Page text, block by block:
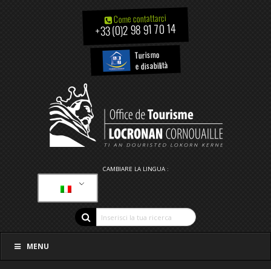
Come contattarci
+33 (0)2 98 91 70 14
Turismo
e disabilità
CAMBIARE LA LINGUA :
MENU